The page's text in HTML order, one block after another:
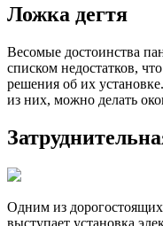
Ложка дегтя
Весомые достоинства
списком недостатков,
решения об их
из них, можно делать
Одним из
выступает установка